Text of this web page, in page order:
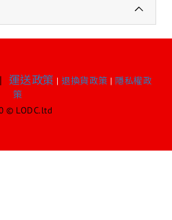
| 運送政策 | 退換貨政策 | 隱私權政
策
© LODC.ltd